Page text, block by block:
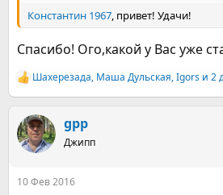
Константин 1967, привет! Удачи!
Спасибо! Ого,какой у Вас уже
Р
е
к
ц
и
Шахерезада, Маша Дульская,Igors и 2
gpp
Джипп
10 Фев 2016